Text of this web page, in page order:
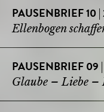
PAUSENBRIEF 10
Ellenbogen
PAUSENBRIEF 09
Glaube – Liebe –